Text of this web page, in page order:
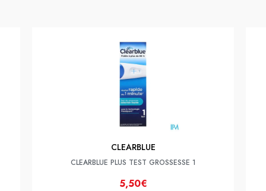
CLEARBLUE
CLEARBLUE PLUS TEST GROSSESSE 1
5,50€